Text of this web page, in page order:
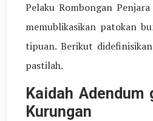
Pelaku Rombongan
memublikasikan patokan
tipuan. Berikut didefinisikan
pastilah.
Kaidah Adendum
Kurungan